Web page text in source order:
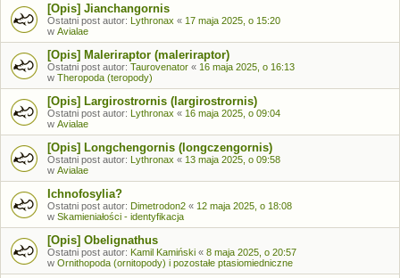
[Opis] Jianchangornis
Ostatni post autor: Lythronax « 17 maja 2025, o 15:20
w Avialae
[Opis] Maleriraptor (maleriraptor)
Ostatni post autor: Taurovenator « 16 maja 2025, o 16:13
w Theropoda (teropody)
[Opis] Largirostrornis (largirostrornis)
Ostatni post autor: Lythronax « 16 maja 2025, o 09:04
w Avialae
[Opis] Longchengornis (longczengornis)
Ostatni post autor: Lythronax « 13 maja 2025, o 09:58
w Avialae
Ichnofosylia?
Ostatni post autor: Dimetrodon2 « 12 maja 2025, o 18:08
w Skamieniałości - identyfikacja
[Opis] Obelignathus
Ostatni post autor: Kamil Kamiński « 8 maja 2025, o 20:57
w Ornithopoda (ornitopody) i pozostałe ptasiomiedniczne